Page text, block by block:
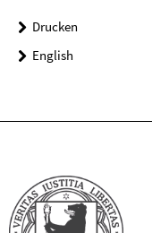
Drucken
English